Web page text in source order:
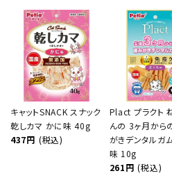
キャットSNACK スナック
乾しカマ かに味 40g
437円 (税込)
Plact プラクト
んの 3ヶ月から
がきデンタルガ
味 10g
261円 (税込)